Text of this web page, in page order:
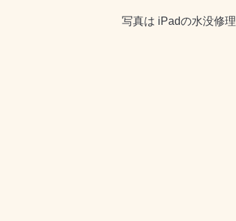
写真は iPadの水没修理